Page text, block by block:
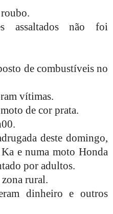
assaltados não foi
de combustíveis no
vítimas.
de cor prata.
deste domingo,
e numa moto Honda
por adultos.
rural.
dinheiro e outros